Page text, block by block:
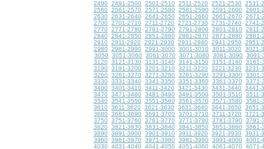
2490
2491-2500 2501-2510 2511-2520 2521-2530
2531-
2560
2561-2570 2571-2580 2581-2590 2591-2600
2601-
2630
2631-2640 2641-2650 2651-2660 2661-2670
2671-
2700
2701-2710 2711-2720 2721-2730 2731-2740
2741-
2770
2771-2780 2781-2790 2791-2800 2801-2810
2811-
2840
2841-2850 2851-2860 2861-2870 2871-2880
2881-
2910
2911-2920 2921-2930 2931-2940 2941-2950
2951-
2980
2981-2990 2991-3000 3001-3010 3011-3020
3021-
3050
3051-3060 3061-3070 3071-3080 3081-3090
3091-
3120
3121-3130 3131-3140 3141-3150 3151-3160
3161-
3190
3191-3200 3201-3210 3211-3220 3221-3230
3231-
3260
3261-3270 3271-3280 3281-3290 3291-3300
3301-
3330
3331-3340 3341-3350 3351-3360 3361-3370
3371-
3400
3401-3410 3411-3420 3421-3430 3431-3440
3441-
3470
3471-3480 3481-3490 3491-3500 3501-3510
3511-
3540
3541-3550 3551-3560 3561-3570 3571-3580
3581-
3610
3611-3620 3621-3630 3631-3640 3641-3650
3651-
3680
3681-3690 3691-3700 3701-3710 3711-3720
3721-
3750
3751-3760 3761-3770 3771-3780 3781-3790
3791-
3820
3821-3830 3831-3840 3841-3850 3851-3860
3861-
3890
3891-3900 3901-3910 3911-3920 3921-3930
3931-
3960
3961-3970 3971-3980 3981-3990 3991-4000
4001-
4030
4031-4040 4041-4050 4051-4060 4061-4070 4071-